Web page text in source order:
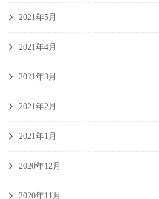
2021年5月
2021年4月
2021年3月
2021年2月
2021年1月
2020年12月
2020年11月